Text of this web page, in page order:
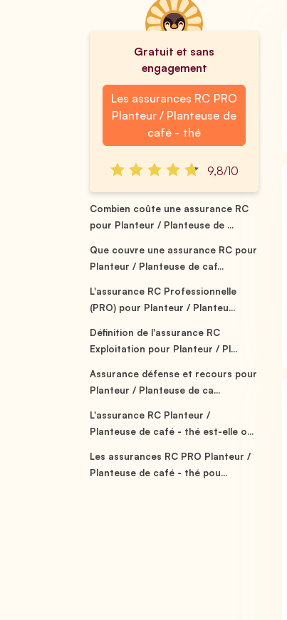
Gratuit et sans
engagement
Les assurances RC PRO
Planteur / Planteuse de
café - thé
9,8/10
Combien coûte une assurance RC
pour Planteur / Planteuse de ...
Que couvre une assurance RC pour
Planteur / Planteuse de caf...
L'assurance RC Professionnelle
(PRO) pour Planteur / Planteu...
Définition de l'assurance RC
Exploitation pour Planteur / Pl...
Assurance défense et recours pour
Planteur / Planteuse de ca...
L'assurance RC Planteur /
Planteuse de café - thé est-elle o...
Les assurances RC PRO Planteur /
Planteuse de café - thé pou...